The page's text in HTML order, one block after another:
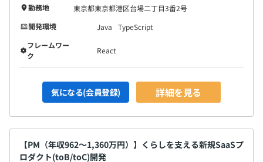
勤務地
東京都東京都港区台場二丁目3番2号
開発環境
Java
TypeScript
フレームワー
ク
React
気になる(会員登録) 詳細を見る
【PM（年収962〜1,360万円）】くらしを支える新規SaaSプ
ロダクト(toB/toC)開発